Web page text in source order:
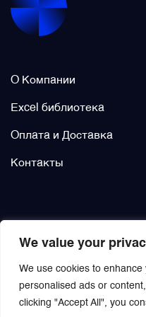
We value your
We use cookies to
personalised ads or
clicking "Accept All", you
О Компании
Excel библиотека
Оплата и Доставка
Контакты
Щётки (угольные щётки)